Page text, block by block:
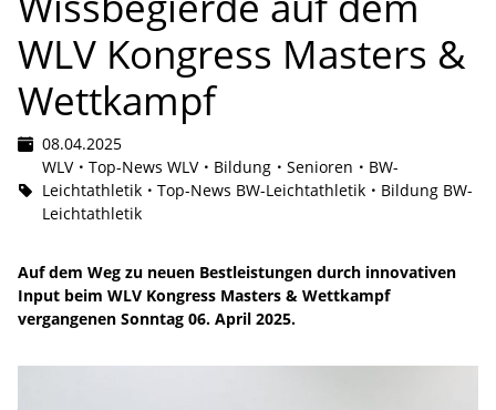
WLV Kongress Masters &
Wettkampf
08.04.2025
WLV
Top-News WLV Bildung Senioren
BW-
Leichtathletik
Top-News BW-Leichtathletik
Bildung BW-
Leichtathletik
Auf dem Weg zu neuen Bestleistungen durch innovativen
Input beim WLV Kongress Masters & Wettkampf
vergangenen Sonntag 06. April 2025.